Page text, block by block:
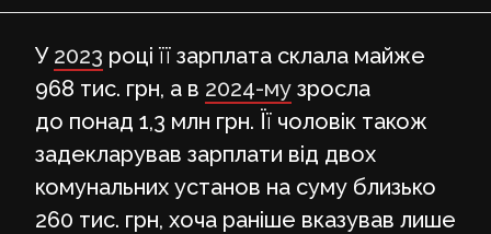
У 2023 році її зарплата склала майже
968 тис. грн, а в 2024-му зросла
до понад 1,3 млн грн. Її чоловік також
задекларував зарплати від двох
комунальних установ на суму близько
260 тис. грн, хоча раніше вказував лише